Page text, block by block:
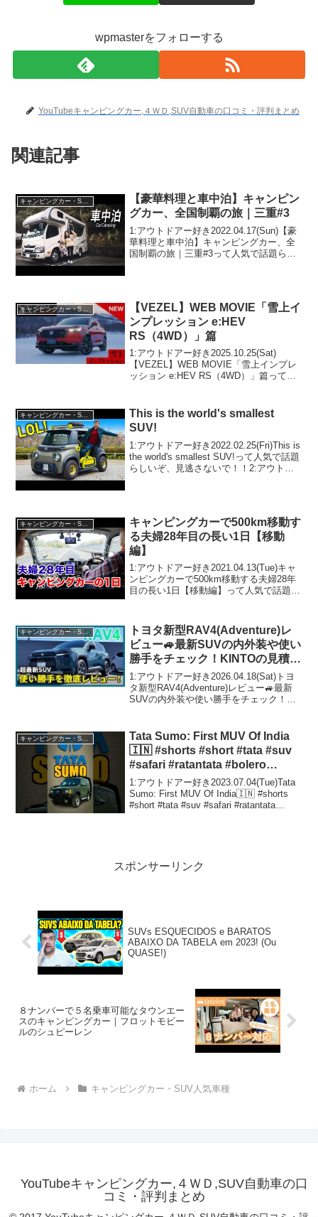
wpmasterをフォローする
YouTubeキャンピングカー,４ＷＤ,SUV自動車の口コミ・評判まとめ
関連記事
【豪華料理と車中泊】キャンピン
グカー、全国制覇の旅｜三重#3
1:アウトドアー好き2022.04.17(Sun)【豪
華料理と車中泊】キャンピングカー、全
国制覇の旅｜三重#3って人気で話題らし
キャンピングカー・SUV人気車種
【VEZEL】WEB MOVIE「雪上イ
ンプレッション e:HEV
RS（4WD）」篇
1:アウトドアー好き2025.10.25(Sat)
【VEZEL】WEB MOVIE「雪上インプレ
ッション e:HEV RS（4WD）」篇って人
画は注目...
キャンピングカー・SUV人気車種
This is the world's smallest
SUV!
1:アウトドアー好き2022.02.25(Fri)This is
the world's smallest SUV!って人気で話題
らしいぞ、見逃さないで！！2:アウトド
キャンピングカーで500km移動す
る夫婦28年目の長い1日【移動
編】
1:アウトドアー好き2021.04.13(Tue)キャ
ンピングカーで500km移動する夫婦28年
目の長い1日【移動編】って人気で話題ら
す！3:アウトド...
キャンピングカー・SUV人気車種
トヨタ新型RAV4(Adventure)レ
ビュー🚙最新SUVの内外装や使い
勝手をチェック！KINTOの見積り
シミュレーションも実践
1:アウトドアー好き2026.04.18(Sat)トヨ
タ新型RAV4(Adventure)レビュー🚙最新
SUVの内外装や使い勝手をチェック！
で！！2:アウトドアー好き...
Tata Sumo: First MUV Of India
🇮🇳 #shorts #short #tata #suv
#safari #ratantata #bolero
#fortuner
1:アウトドアー好き2023.07.04(Tue)Tata
Sumo: First MUV Of India🇮🇳 #shorts
#short #tata #suv #safari #ratantata
スポンサーリンク
SUVs ESQUECIDOS e BARATOS
ABAIXO DA TABELA em 2023! (Ou
QUASE!)
８ナンバーで５名乗車可能なタウンエー
スのキャンピングカー｜フロットモビー
ルのシュピーレン
ホーム キャンピングカー・SUV人気車種
YouTubeキャンピングカー,４ＷＤ,SUV自動車の口
コミ・評判まとめ